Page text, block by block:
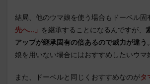
結局、他のウマ娘を使う場合もドーベル固
先へ…」 を継承することになるんですが、
アップが継承固有の倍あるので威力が違う
娘を用いない場合にはおすすめしたいウマ
また、ドーベルと同じくおすすめなのがタ